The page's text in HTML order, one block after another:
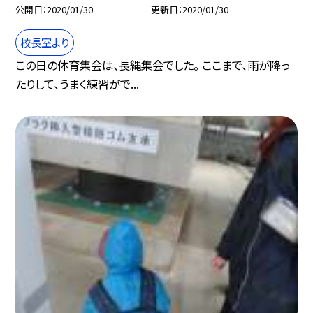
公開日 2020/01/30 更新日 2020/01/30
校長室より
この日の体育集会は、長縄集会でした。 ここまで、雨が降っ
たりして、うまく練習がで...